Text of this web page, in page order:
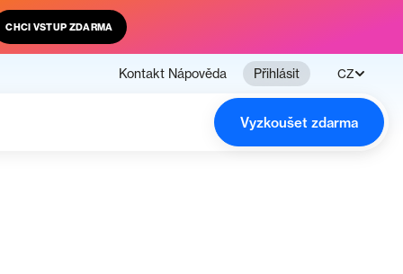
CHCI VSTUP ZDARMA
Kontakt Nápověda Přihlásit CZ
Vyzkoušet zdarma